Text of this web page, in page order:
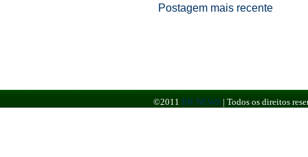
Postagem mais recente
©2011 BR NEWS | Todos os direitos